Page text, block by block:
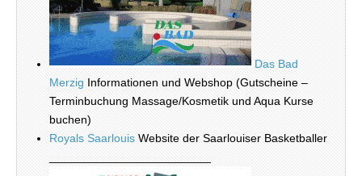
Das Bad
Merzig Informationen und Webshop (Gutscheine –
Terminbuchung Massage/Kosmetik und Aqua Kurse
buchen)
Royals Saarlouis Website der Saarlouiser Basketballer